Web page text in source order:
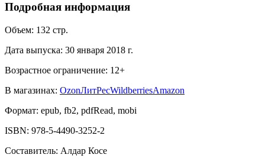
Подробная информация
Объем: 132 стр.
Дата выпуска: 30 января 2018 г.
Возрастное ограничение: 12+
В магазинах: OzonЛитРесWildberriesAmazon
Формат: epub, fb2, pdfRead, mobi
ISBN: 978-5-4490-3252-2
Составитель: Алдар Косе